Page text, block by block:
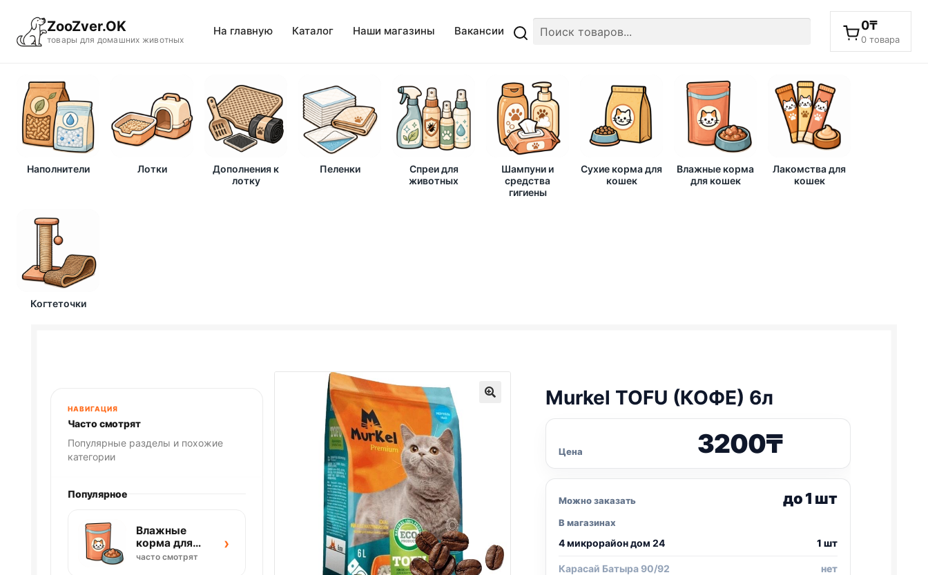
ZooZver.OK
товары для домашних животных
На главную Каталог Наши магазины Вакансии 0₸
0 товара
Наполнители Лотки
Дополнения к
лотку
Пеленки
Спреи для
животных
Шампуни и
средства
гигиены
Сухие корма для
кошек
Влажные корма
для кошек
Лакомства для
кошек
Когтеточки
Murkel TOFU (КОФЕ) 6л
Цена 3200₸
Можно заказать до 1 шт
В магазинах
4 микрорайон дом 24 1 шт
Карасай Батыра 90/92 нет
НАВИГАЦИЯ
Часто смотрят
Популярные разделы и похожие
категории
Популярное
Влажные
корма для
кошек
часто смотрят
›